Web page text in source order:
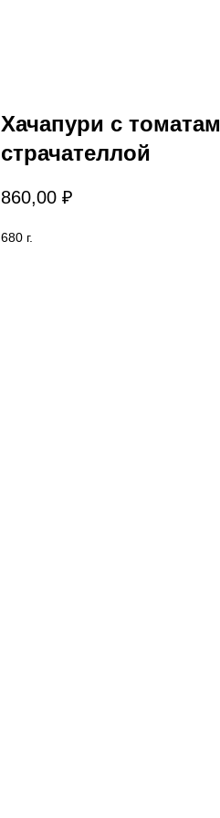
Хачапури с
страчателлой
860,00 ₽
680 г.